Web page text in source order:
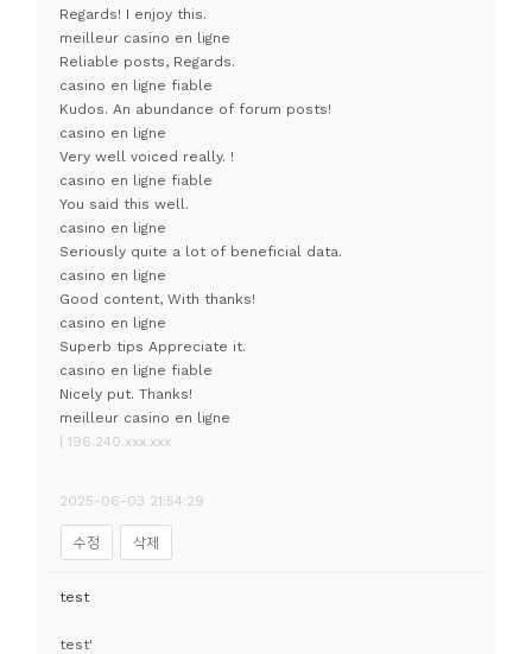
Regards! I enjoy this.
meilleur casino en ligne
Reliable posts, Regards.
casino en ligne fiable
Kudos. An abundance of forum posts!
casino en ligne
Very well voiced really. !
casino en ligne fiable
You said this well.
casino en ligne
Seriously quite a lot of beneficial data.
casino en ligne
Good content, With thanks!
casino en ligne
Superb tips Appreciate it.
casino en ligne fiable
Nicely put. Thanks!
meilleur casino en ligne
| 196.240.xxx.xxx
2025-06-03 21:54:29
수정 삭제
test
test'